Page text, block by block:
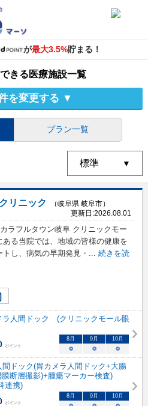
が最大3.5%貯まる！
きる医療施設一覧
を変更する ▼
プラン一覧
リニック
（岐阜県 岐阜市）
更新日:2026.08.01
カラフルタウン岐阜 クリニックモー
ある当院では、地域の皆様の健康を
トし、病気の早期発見・ ... 続きを読
ラ人間ドック (クリニックモール眼
ポイント
8月 9月 10月
○ ○ ○
間ドック(胃カメラ人間ドック+大腸
断層撮影)+腫瘍マーカー検査)
連携)
ポイント
8月 9月 10月